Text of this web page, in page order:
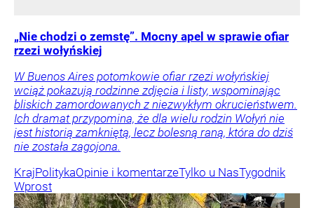
„Nie chodzi o zemstę”. Mocny apel w sprawie ofiar
rzezi wołyńskiej
W Buenos Aires potomkowie ofiar rzezi wołyńskiej
wciąż pokazują rodzinne zdjęcia i listy, wspominając
bliskich zamordowanych z niezwykłym okrucieństwem.
Ich dramat przypomina, że dla wielu rodzin Wołyń nie
jest historią zamkniętą, lecz bolesną raną, która do dziś
nie została zagojona.
KrajPolitykaOpinie i komentarzeTylko u NasTygodnik
Wprost